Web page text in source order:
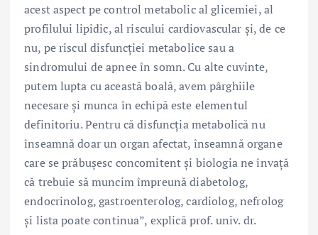
acest aspect pe control metabolic al glicemiei, al
profilului lipidic, al riscului cardiovascular și, de ce
nu, pe riscul disfuncției metabolice sau a
sindromului de apnee în somn. Cu alte cuvinte,
putem lupta cu această boală, avem pârghiile
necesare și munca în echipă este elementul
definitoriu. Pentru că disfuncția metabolică nu
înseamnă doar un organ afectat, înseamnă organe
care se prăbușesc concomitent și biologia ne învață
că trebuie să muncim împreună diabetolog,
endocrinolog, gastroenterolog, cardiolog, nefrolog
și lista poate continua”, explică prof. univ. dr.